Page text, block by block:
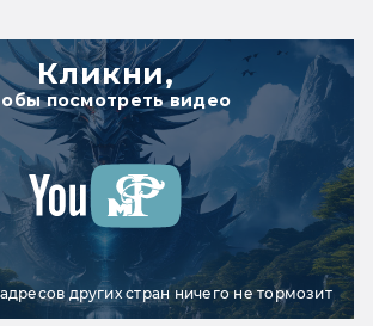
Кликни,
посмотреть видео
других стран ничего не тормозит